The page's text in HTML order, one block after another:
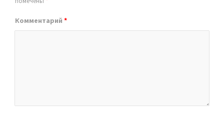
Комментарий *